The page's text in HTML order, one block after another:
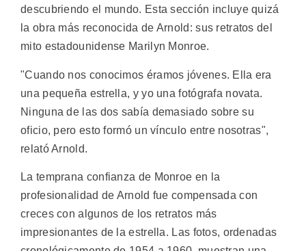
descubriendo el mundo. Esta sección incluye quizá
la obra más reconocida de Arnold: sus retratos del
mito estadounidense Marilyn Monroe.
"Cuando nos conocimos éramos jóvenes. Ella era
una pequeña estrella, y yo una fotógrafa novata.
Ninguna de las dos sabía demasiado sobre su
oficio, pero esto formó un vínculo entre nosotras",
relató Arnold.
La temprana confianza de Monroe en la
profesionalidad de Arnold fue compensada con
creces con algunos de los retratos más
impresionantes de la estrella. Las fotos, ordenadas